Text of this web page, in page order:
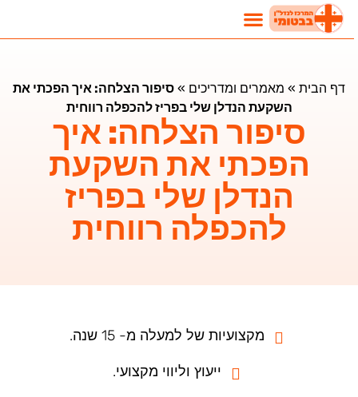
דף הבית»מאמרים ומדריכים»סיפור הצלחה: איך הפכתי את
השקעת הנדלן שלי בפריז להכפלה רווחית
סיפור הצלחה: איך
הפכתי את השקעת
הנדלן שלי בפריז
להכפלה רווחית
מקצועיות של למעלה מ- 15 שנה.
ייעוץ וליווי מקצועי.